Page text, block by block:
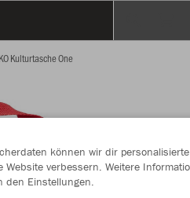
Kulturtasche One
können wir dir personalisierte
verbessern. Weitere
den Einstellungen.